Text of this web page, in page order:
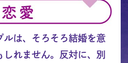
ルは、そろそろ結婚を意
れません。反対に、別